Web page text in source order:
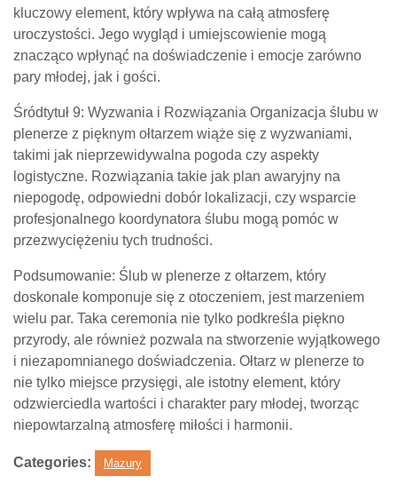
kluczowy element, który wpływa na całą atmosferę
uroczystości. Jego wygląd i umiejscowienie mogą
znacząco wpłynąć na doświadczenie i emocje zarówno
pary młodej, jak i gości.
Śródtytuł 9: Wyzwania i Rozwiązania Organizacja ślubu w
plenerze z pięknym ołtarzem wiąże się z wyzwaniami,
takimi jak nieprzewidywalna pogoda czy aspekty
logistyczne. Rozwiązania takie jak plan awaryjny na
niepogodę, odpowiedni dobór lokalizacji, czy wsparcie
profesjonalnego koordynatora ślubu mogą pomóc w
przezwyciężeniu tych trudności.
Podsumowanie: Ślub w plenerze z ołtarzem, który
doskonale komponuje się z otoczeniem, jest marzeniem
wielu par. Taka ceremonia nie tylko podkreśla piękno
przyrody, ale również pozwala na stworzenie wyjątkowego
i niezapomnianego doświadczenia. Ołtarz w plenerze to
nie tylko miejsce przysięgi, ale istotny element, który
odzwierciedla wartości i charakter pary młodej, tworząc
niepowtarzalną atmosferę miłości i harmonii.
Categories: Mazury